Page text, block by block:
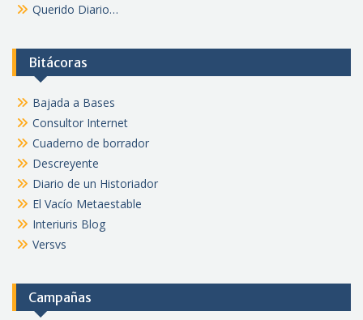
Querido Diario…
Bitácoras
Bajada a Bases
Consultor Internet
Cuaderno de borrador
Descreyente
Diario de un Historiador
El Vacío Metaestable
Interiuris Blog
Versvs
Campañas